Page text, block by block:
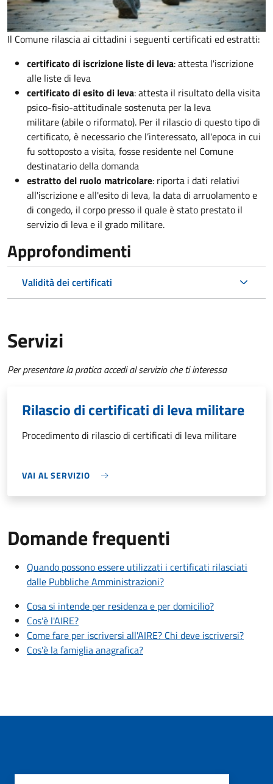
Il Comune rilascia ai cittadini i seguenti certificati ed estratti:
certificato di iscrizione liste di leva: attesta l'iscrizione
alle liste di leva
certificato di esito di leva: attesta il risultato della visita
psico-fisio-attitudinale sostenuta per la leva
militare (abile o riformato). Per il rilascio di questo tipo di
certificato, è necessario che l’interessato, all'epoca in cui
fu sottoposto a visita, fosse residente nel Comune
destinatario della domanda
estratto del ruolo matricolare: riporta i dati relativi
all'iscrizione e all'esito di leva, la data di arruolamento e
di congedo, il corpo presso il quale è stato prestato il
servizio di leva e il grado militare.
Approfondimenti
Validità dei certificati
Servizi
Per presentare la pratica accedi al servizio che ti interessa
Rilascio di certificati di leva militare
Procedimento di rilascio di certificati di leva militare
VAI AL SERVIZIO
Domande frequenti
Quando possono essere utilizzati i certificati rilasciati
dalle Pubbliche Amministrazioni?
Cosa si intende per residenza e per domicilio?
Cos'è l'AIRE?
Come fare per iscriversi all'AIRE? Chi deve iscriversi?
Cos'è la famiglia anagrafica?